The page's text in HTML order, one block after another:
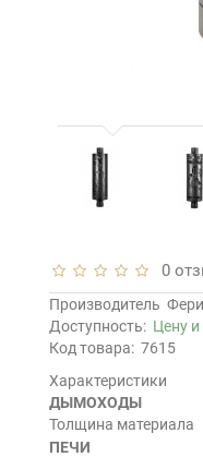
0
Производитель
Доступность: Цену и
Код товара: 7615
Характеристики
ДЫМОХОДЫ
Толщина материала
ПЕЧИ